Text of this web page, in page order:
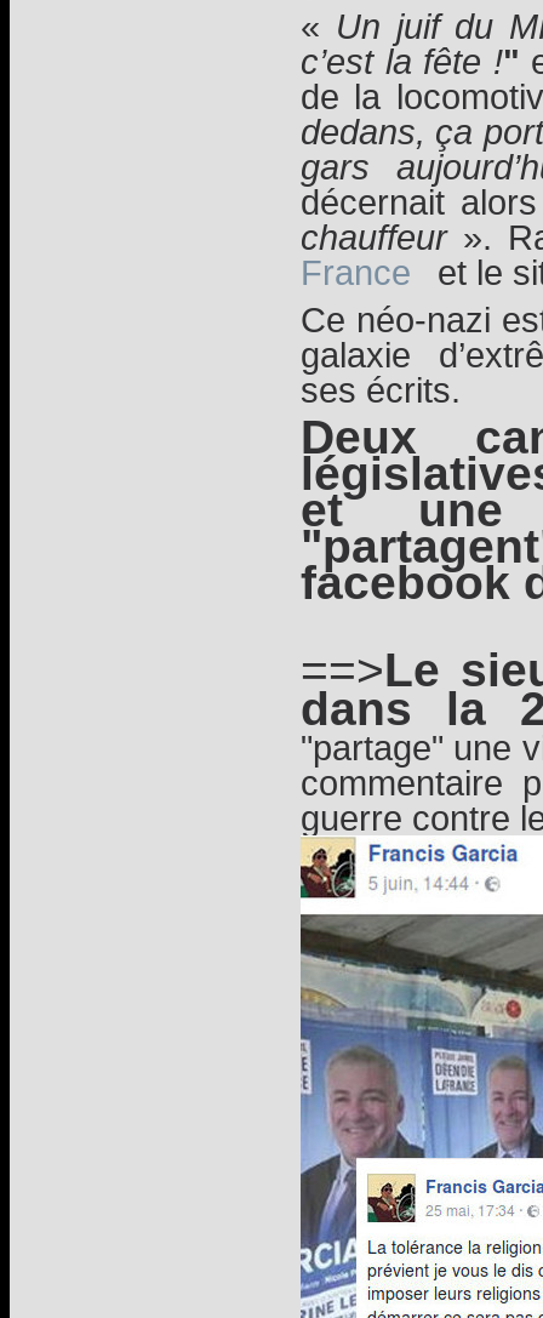
« Un juif du
c’est la fête !"
de la
dedans, ça
gars
décernait
chauffeur».
France
et le
Ce néo-nazi
galaxie
ses écrits.
Deux
et une
facebook
==>Le
dans la
"partage" une
commentaire
guerre contre